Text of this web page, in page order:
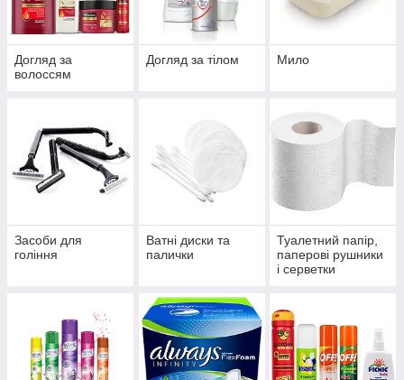
Догляд за
волоссям
Догляд за тілом Мило
Засоби для
гоління
Ватні диски та
палички
Туалетний папір,
паперові рушники
і серветки